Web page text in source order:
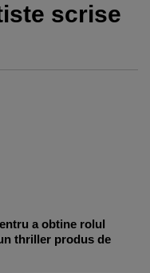
scrise
a obtine rolul
thriller produs de